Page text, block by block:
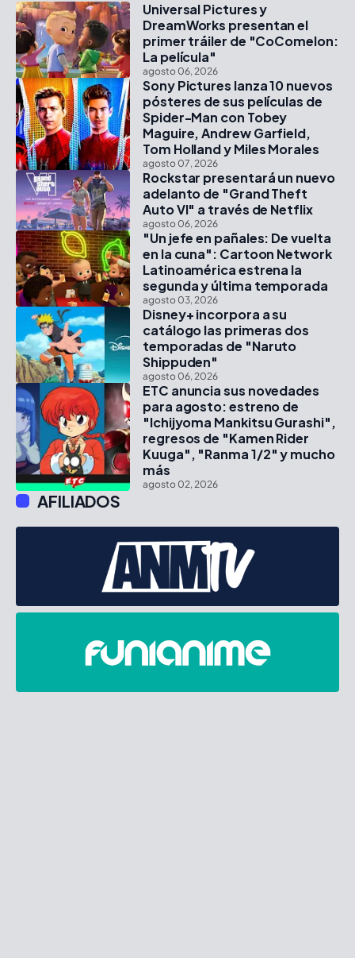
Universal Pictures y
DreamWorks presentan el
primer tráiler de "CoComelon:
La película"
agosto 06, 2026
Sony Pictures lanza 10 nuevos
pósteres de sus películas de
Spider-Man con Tobey
Maguire, Andrew Garfield,
Tom Holland y Miles Morales
agosto 07, 2026
Rockstar presentará un nuevo
adelanto de "Grand Theft
Auto VI" a través de Netflix
agosto 06, 2026
"Un jefe en pañales: De vuelta
en la cuna": Cartoon Network
Latinoamérica estrena la
segunda y última temporada
agosto 03, 2026
Disney+ incorpora a su
catálogo las primeras dos
temporadas de "Naruto
Shippuden"
agosto 06, 2026
ETC anuncia sus novedades
para agosto: estreno de
"Ichijyoma Mankitsu Gurashi",
regresos de "Kamen Rider
Kuuga", "Ranma 1/2" y mucho
más
agosto 02, 2026
AFILIADOS